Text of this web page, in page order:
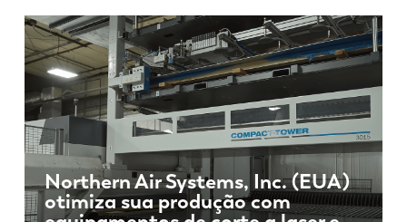
Northern Air Systems, Inc. (EUA)
otimiza sua produção com